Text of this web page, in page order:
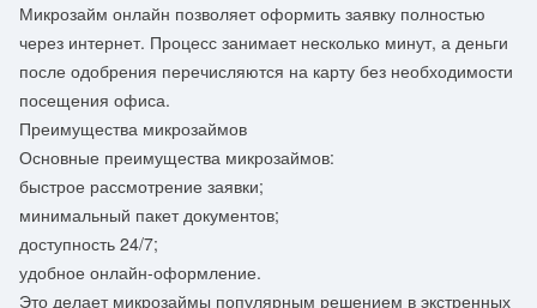
Микрозайм онлайн позволяет оформить заявку полностью
через интернет. Процесс занимает несколько минут, а деньги
после одобрения перечисляются на карту без необходимости
посещения офиса.
Преимущества микрозаймов
Основные преимущества микрозаймов:
быстрое рассмотрение заявки;
минимальный пакет документов;
доступность 24/7;
удобное онлайн-оформление.
Это делает микрозаймы популярным решением в экстренных